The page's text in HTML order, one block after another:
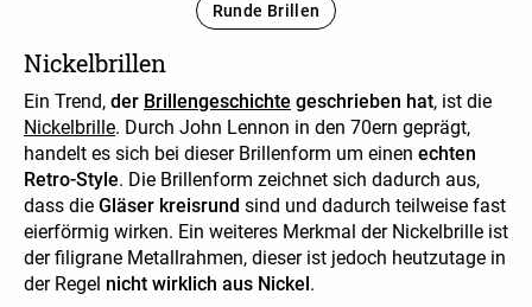
Runde Brillen
Nickelbrillen
Ein Trend, der Brillengeschichte geschrieben hat, ist die
Nickelbrille. Durch John Lennon in den 70ern geprägt,
handelt es sich bei dieser Brillenform um einen echten
Retro-Style. Die Brillenform zeichnet sich dadurch aus,
dass die Gläser kreisrund sind und dadurch teilweise fast
eierförmig wirken. Ein weiteres Merkmal der Nickelbrille ist
der filigrane Metallrahmen, dieser ist jedoch heutzutage in
der Regel nicht wirklich aus Nickel.